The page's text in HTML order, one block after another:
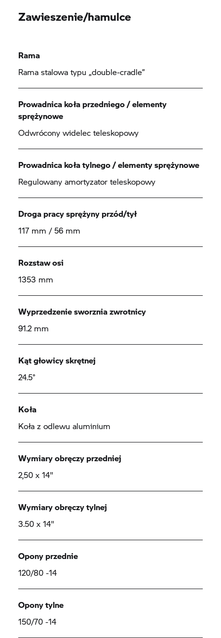
Zawieszenie/hamulce
Rama
Rama stalowa typu „double-cradle”
Prowadnica koła przedniego / elementy
sprężynowe
Odwrócony widelec teleskopowy
Prowadnica koła tylnego / elementy sprężynowe
Regulowany amortyzator teleskopowy
Droga pracy sprężyny przód/tył
117 mm / 56 mm
Rozstaw osi
1353 mm
Wyprzedzenie sworznia zwrotnicy
91.2 mm
Kąt głowicy skrętnej
24.5°
Koła
Koła z odlewu aluminium
Wymiary obręczy przedniej
2,50 x 14"
Wymiary obręczy tylnej
3.50 x 14"
Opony przednie
120/80 -14
Opony tylne
150/70 -14